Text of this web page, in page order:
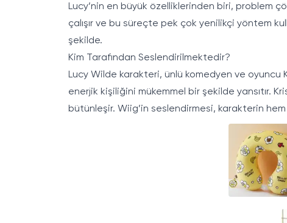
Lucy’nin en büyük özelliklerinden biri, problem
çalışır ve bu süreçte pek çok yenilikçi yöntem
şekilde.
Kim Tarafından Seslendirilmektedir?
Lucy Wilde karakteri, ünlü komedyen ve oyuncu
enerjik kişiliğini mükemmel bir şekilde yansıtır.
bütünleşir. Wiig’in seslendirmesi, karakterin